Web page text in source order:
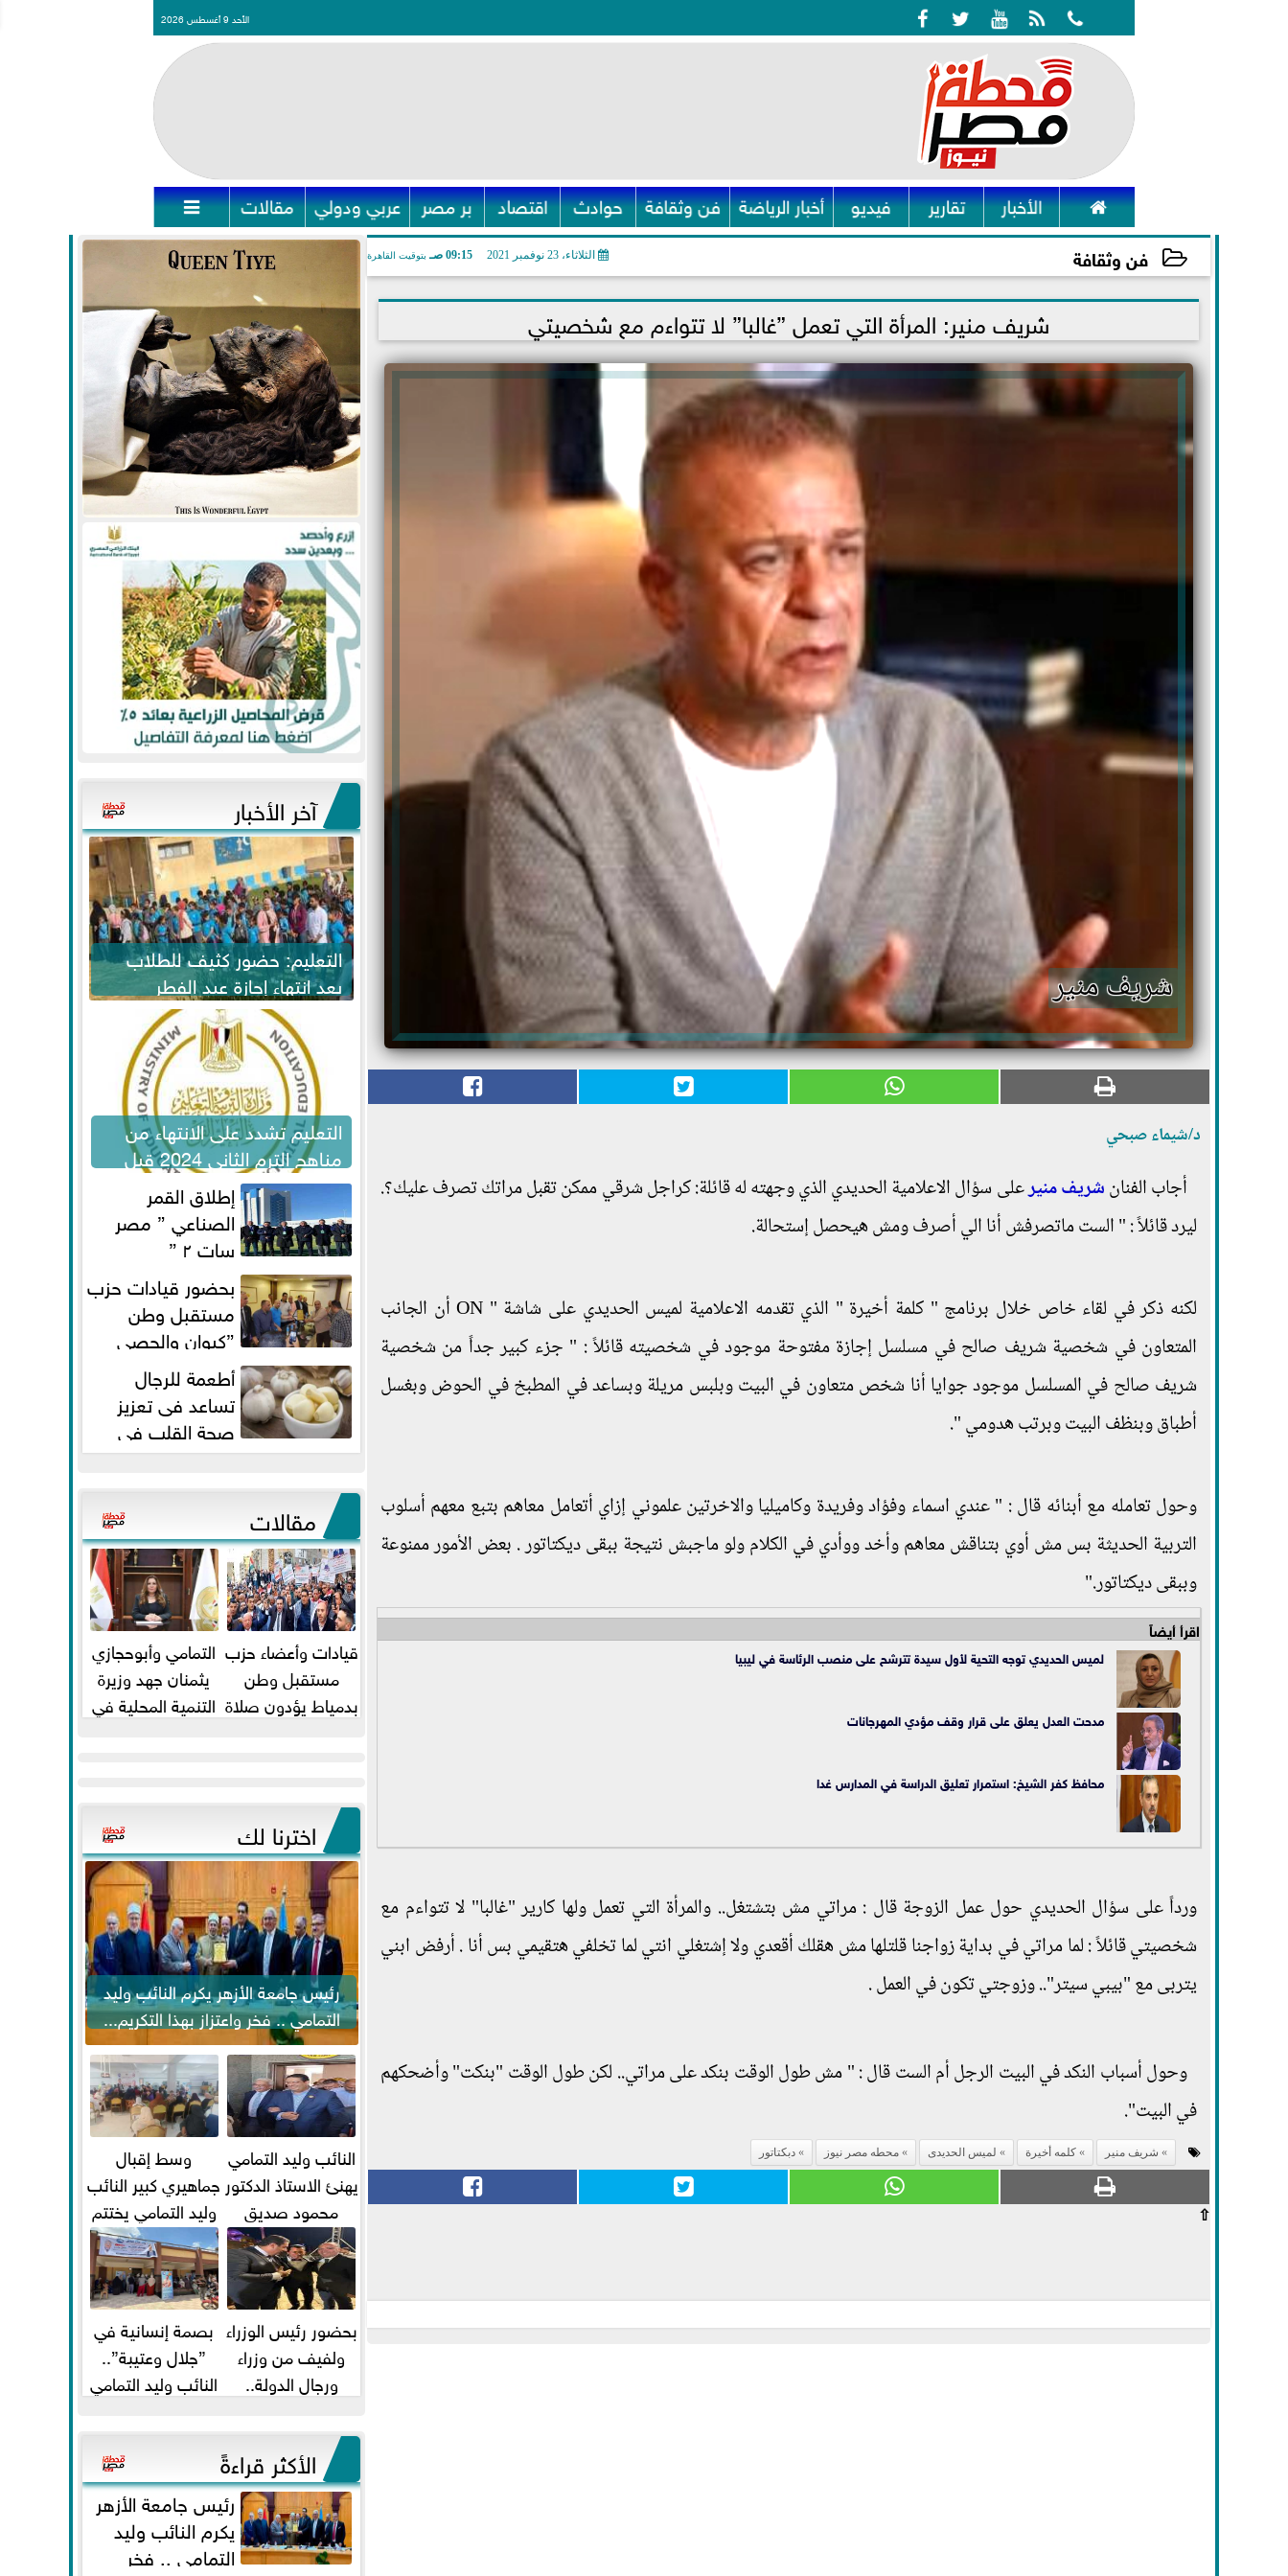
     الأحد 9 أغسطس 2026
 الأخبار تقارير فيديو أخبار الرياضة فن وثقافة حوادث اقتصاد بر مصر عربي ودولي مقالات 
فن وثقافة الثلاثاء، 23 نوفمبر 2021 09:15 صـ بتوقيت القاهرة
2021-11-23 09:15:35 شريف منير: المرأة التي تعمل ”غالبا” لا تتواءم مع شخصيتي
شريف منير
د/شيماء صبحي
أجاب الفنانشريف منيرعلى سؤال الاعلامية الحديدي الذي وجهته له قائلة: كراجل شرقي ممكن تقبل مراتك تصرف عليك؟.
ليرد قائلاً : " الست ماتصرفش أنا الي أصرف ومش هيحصل إستحالة.
لكنه ذكر في لقاء خاص خلال برنامج " كلمة أخيرة " الذي تقدمه الاعلامية لميس الحديدي على شاشة " ON أن الجانب
المتعاون في شخصية شريف صالح في مسلسل إجازة مفتوحة موجود في شخصيته قائلاً : " جزء كبير جداً من شخصية
شريف صالح في المسلسل موجود جوايا أنا شخص متعاون في البيت وبلبس مريلة وبساعد في المطبخ في الحوض وبغسل
أطباق وبنظف البيت وبرتب هدومي ".
وحول تعامله مع أبنائه قال : " عندي اسماء وفؤاد وفريدة وكاميليا والاخرتين علموني إزاي أتعامل معاهم بتبع معهم أسلوب
التربية الحديثة بس مش أوي بتناقش معاهم وأخد ووأدي في الكلام ولو ماجبش نتيجة ببقى ديكتاتور . بعض الأمور ممنوعة
وببقى ديكتاتور."
اقرأ أيضاً
لميس الحديدي توجه التحية لأول سيدة تترشح على منصب الرئاسة في ليبيا
مدحت العدل يعلق على قرار وقف مؤدي المهرجانات
محافظ كفر الشيخ: استمرار تعليق الدراسة في المدارس غدا
ورداً على سؤال الحديدي حول عمل الزوجة قال : مراتي مش بتشتغل.. والمرأة التي تعمل ولها كارير "غالبا" لا تتواءم مع
شخصيتي قائلاً : لما مراتي في بداية زواجنا قلتلها مش هقلك أقعدي ولا إشتغلي انتي لما تخلفي هتقيمي بس أنا . أرفض ابني
يتربى مع "بيبي سيتر".. وزوجتي تكون في العمل .
وحول أسباب النكد في البيت الرجل أم الست قال : " مش طول الوقت بنكد على مراتي.. لكن طول الوقت "بنكت" وأضحكهم
في البيت".
شريف منير كلمه أخيرة لميس الحديدى محطه مصر نيوز دبكتاتور
⇧
آخر الأخبار
التعليم: حضور كثيف للطلاب
بعد انتهاء إجازة عيد الفطر
لاستكمال المناهج
التعليم تشدد على الانتهاء من
مناهج الترم الثاني 2024 قبل
الامتحانات
إطلاق القمر
الصناعي ” مصر
سات ٢ ”
بحضور قيادات حزب
مستقبل وطن
”كيوان والحصي
والتمامي وابوحجازي وعيسي” أمانه
كفر...
أطعمة للرجال
تساعد فى تعزيز
صحة القلب فى
سن الأربعين
مقالات
قيادات وأعضاء حزب
مستقبل وطن
بدمياط يؤدون صلاة
التمامي وأبوحجازي
يثمنان جهد وزيرة
التنمية المحلية في
اخترنا لك
رئيس جامعة الأزهر يكرم النائب وليد
التمامي .. فخر واعتزاز بهذا التكريم...
النائب وليد التمامي
يهنئ الاستاذ الدكتور
محمود صديق
تكليفة قائم باعمال
...
وسط إقبال
جماهيري كبير النائب
وليد التمامي يختتم
أضخم قافلة طبية
مجانية...
بحضور رئيس الوزراء
ولفيف من وزراء
ورجال الدولة..
ومحمد...
بصمة إنسانية في
”جلال وعتيبة”..
النائب وليد التمامي
شيحة يداويان...
الأكثر قراءةً
رئيس جامعة الأزهر
يكرم النائب وليد
التمامي .. فخر